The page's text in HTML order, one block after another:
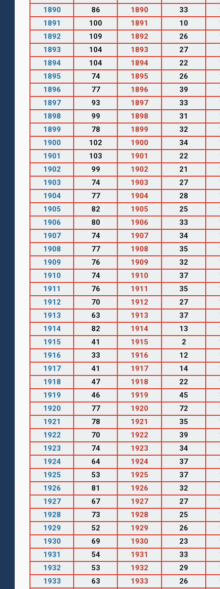
1890
86 1890 33
1891
100 1891 10
1892
109 1892 26
1893
104 1893 27
1894
104 1894 22
1895
74 1895 26
1896
77 1896 39
1897
93 1897 33
1898
99 1898 31
1899
78 1899 32
1900
102 1900 34
1901
103 1901 22
1902
99 1902 21
1903
74 1903 27
1904
77 1904 28
1905
82 1905 25
1906
80 1906 33
1907
74 1907 34
1908
77 1908 35
1909
76 1909 32
1910
74 1910 37
1911
76 1911 35
1912
70 1912 27
1913
63 1913 37
1914
82 1914 13
1915
41 1915 2
1916
33 1916 12
1917
41 1917 14
1918
47 1918 22
1919
46 1919 45
1920
77 1920 72
1921
78 1921 35
1922
70 1922 39
1923
74 1923 34
1924
64 1924 37
1925
53 1925 37
1926
81 1926 32
1927
67 1927 27
1928
73 1928 25
1929
52 1929 26
1930
69 1930 23
1931
54 1931 33
1932
53 1932 29
1933
63 1933 26